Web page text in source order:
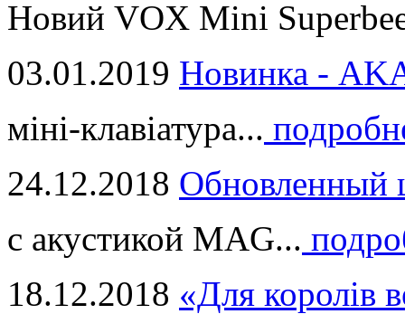
Новий VOX Mini
03.01.2019 Новинка -
міні-клавіатура...
24.12.2018 Обновленный
с акустикой MAG...
18.12.2018 «Для королів